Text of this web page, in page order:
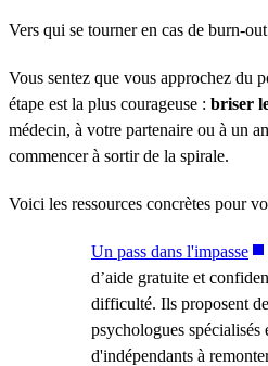
Vers qui se tourner en cas de burn-
Vous sentez que vous approchez du
étape est la plus courageuse : briser
médecin, à votre partenaire ou à un
commencer à sortir de la spirale.
Voici les ressources concrètes pour
Un pass dans l'impasse
d’aide gratuite et
difficulté. Ils proposent
psychologues
d'indépendants à